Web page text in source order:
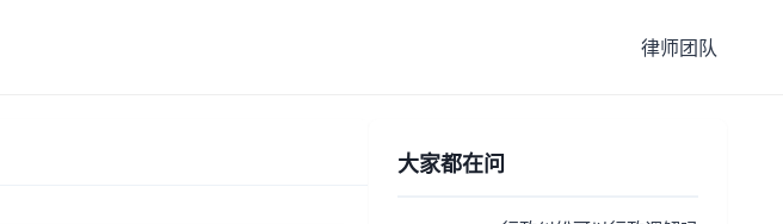
律师团队
大家都在问